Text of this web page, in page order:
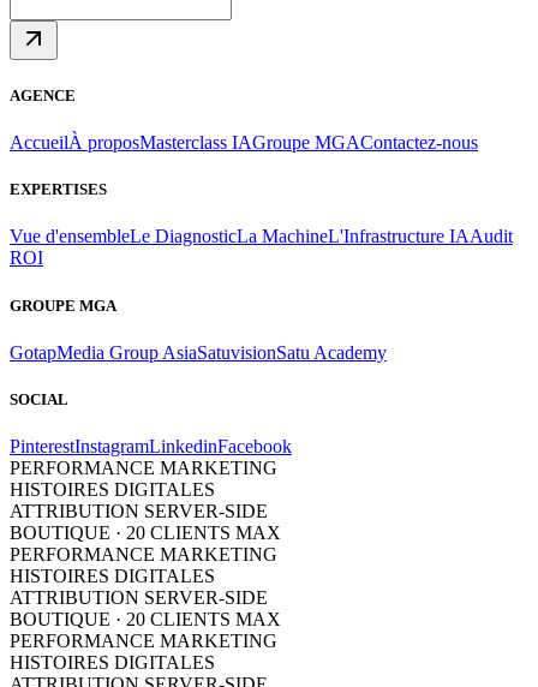
AGENCE
AccueilÀ proposMasterclass IAGroupe MGAContactez-nous
EXPERTISES
Vue d'ensembleLe DiagnosticLa MachineL'Infrastructure IAAudit
ROI
GROUPE MGA
GotapMedia Group AsiaSatuvisionSatu Academy
SOCIAL
PinterestInstagramLinkedinFacebook
PERFORMANCE MARKETING
HISTOIRES DIGITALES
ATTRIBUTION SERVER-SIDE
BOUTIQUE · 20 CLIENTS MAX
PERFORMANCE MARKETING
HISTOIRES DIGITALES
ATTRIBUTION SERVER-SIDE
BOUTIQUE · 20 CLIENTS MAX
PERFORMANCE MARKETING
HISTOIRES DIGITALES